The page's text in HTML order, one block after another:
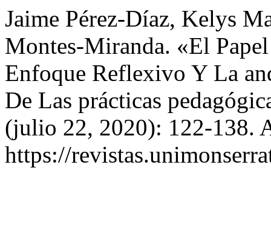
Jaime Pérez-Díaz, Kelys
Montes-Miranda. «El
Enfoque Reflexivo Y La
De Las prácticas
(julio 22, 2020): 122-138.
https://